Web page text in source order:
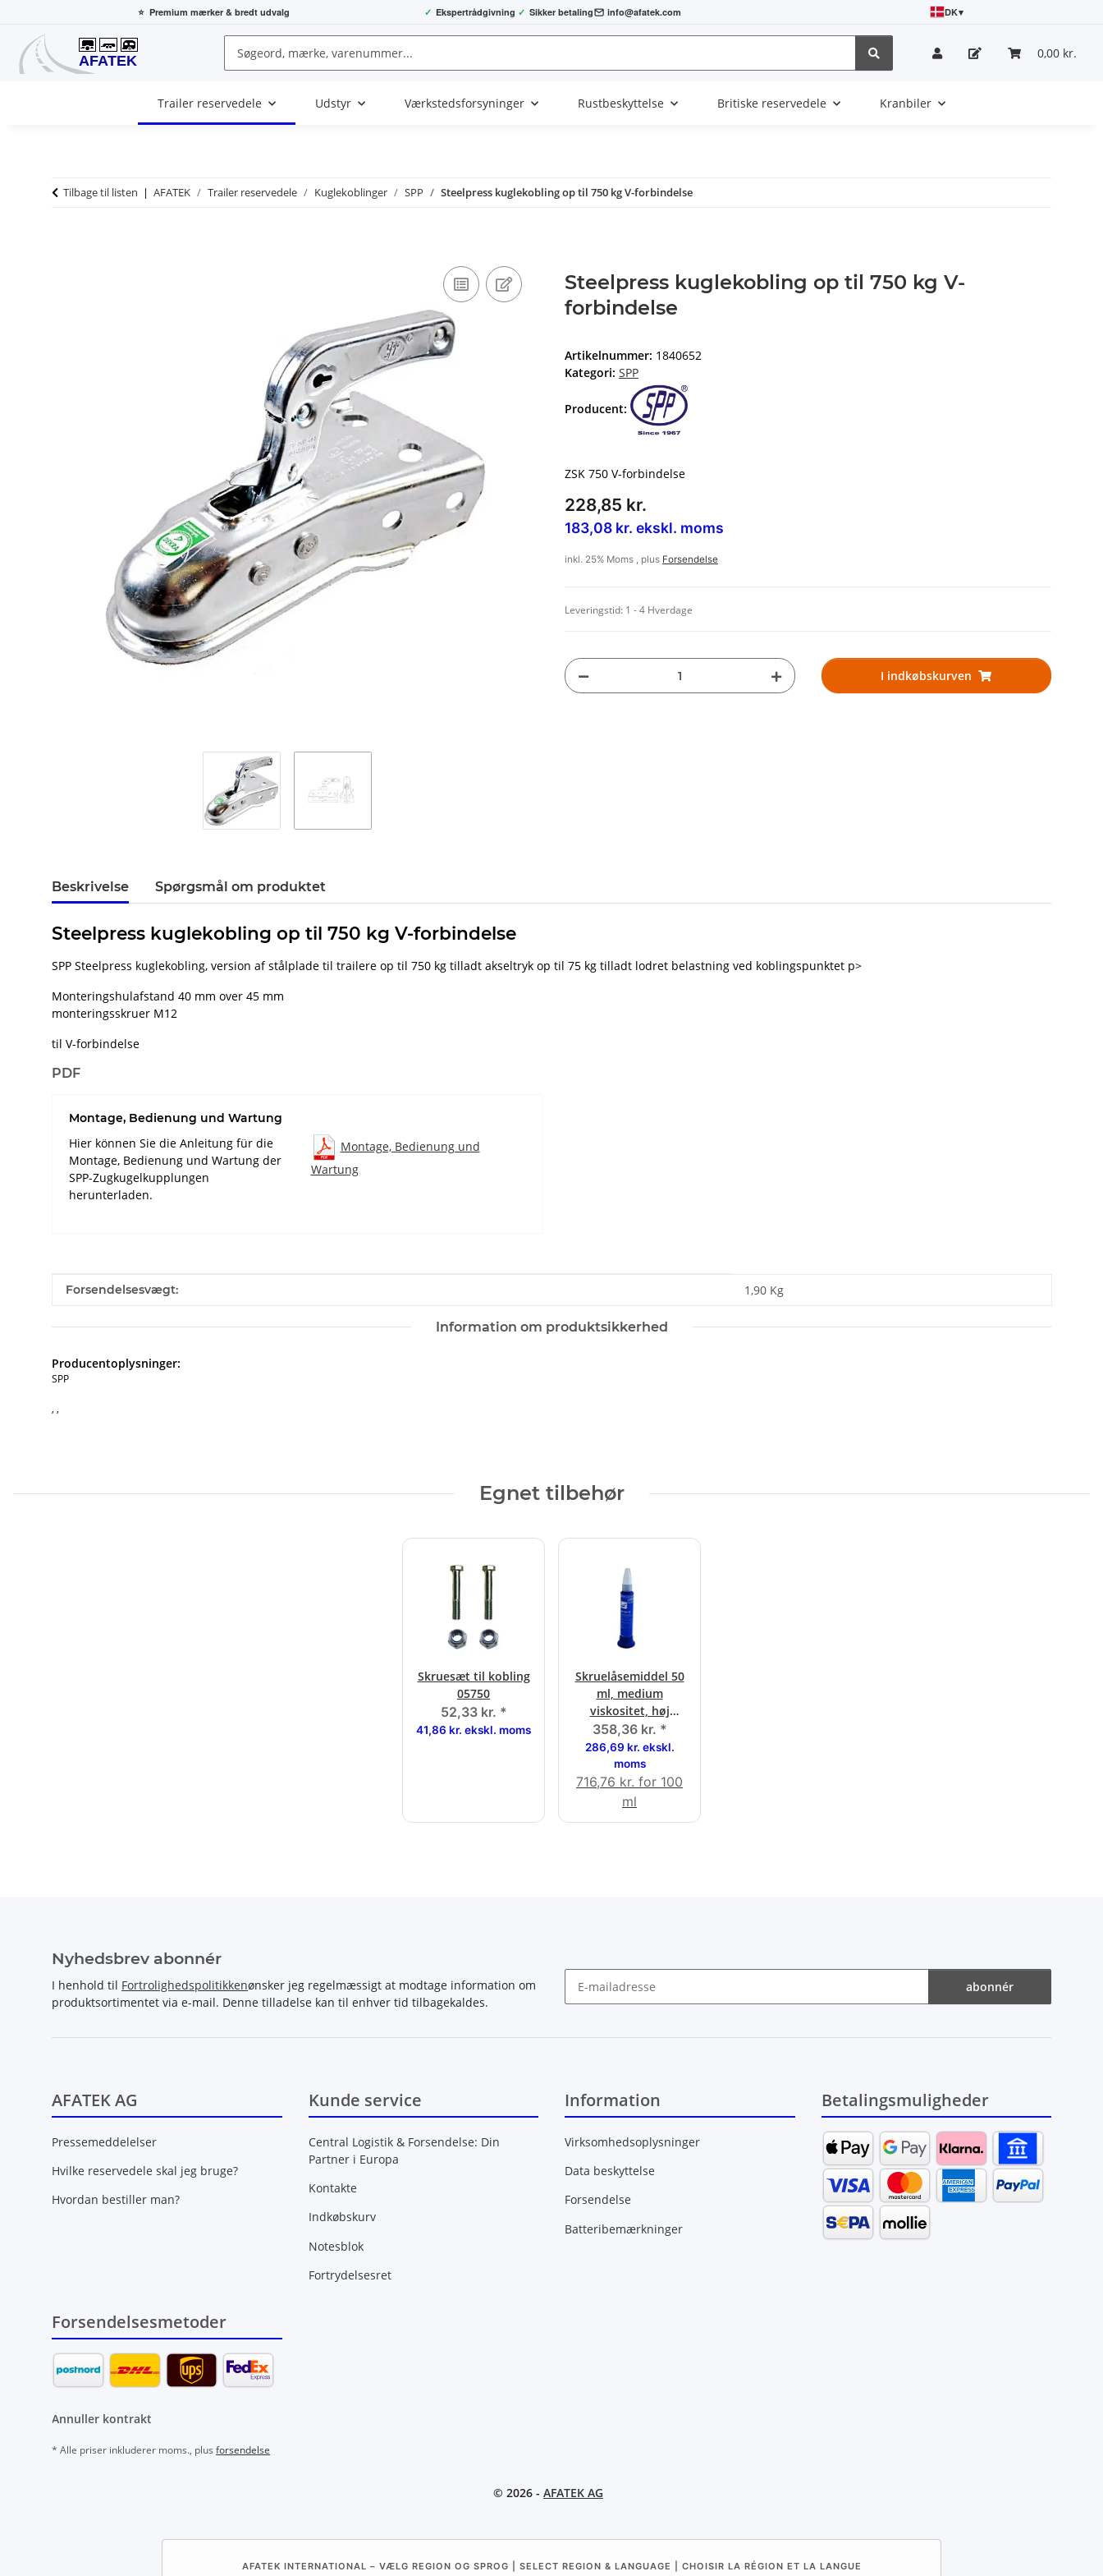
⭐ Premium mærker & bredt udvalg ✓ Ekspertrådgivning ✓ Sikker betaling info@afatek.com DK▾
0,00 kr.
Trailer reservedele Udstyr Værkstedsforsyninger Rustbeskyttelse Britiske reservedele Kranbiler
Tilbage til listen AFATEK Trailer reservedele Kuglekoblinger SPP Steelpress kuglekobling op til 750 kg V-forbindelse
Steelpress kuglekobling op til 750 kg V-
forbindelse
Artikelnummer: 1840652
Kategori: SPP
Producent:
ZSK 750 V-forbindelse
228,85 kr.
183,08 kr. ekskl. moms
inkl. 25% Moms , plus Forsendelse
Leveringstid: 1 - 4 Hverdage
I indkøbskurven
Beskrivelse Spørgsmål om produktet
Steelpress kuglekobling op til 750 kg V-forbindelse
SPP Steelpress kuglekobling, version af stålplade til trailere op til 750 kg tilladt akseltryk op til 75 kg tilladt lodret belastning ved koblingspunktet p>
Monteringshulafstand 40 mm over 45 mm
monteringsskruer M12
til V-forbindelse
PDF
Montage, Bedienung und Wartung
Hier können Sie die Anleitung für die
Montage, Bedienung und Wartung der
SPP-Zugkugelkupplungen
herunterladen.
Montage, Bedienung und
Wartung
#productDetails.itemInformation#
#productDetails.itemValue#
Forsendelsesvægt: 1,90 Kg
Information om produktsikkerhed
Producentoplysninger:
SPP
, ,
Egnet tilbehør
Skruesæt til kobling
05750
52,33 kr. *
41,86 kr. ekskl. moms
Skruelåsemiddel 50
ml, medium
viskositet, høj
styrke
358,36 kr. *
286,69 kr. ekskl.
moms
716,76 kr. for 100
ml
Nyhedsbrev abonnér
I henhold til Fortrolighedspolitikkenønsker jeg regelmæssigt at modtage information om
produktsortimentet via e-mail. Denne tilladelse kan til enhver tid tilbagekaldes.
abonnér
AFATEK AG
Pressemeddelelser
Hvilke reservedele skal jeg bruge?
Hvordan bestiller man?
Kunde service
Central Logistik & Forsendelse: Din
Partner i Europa
Kontakte
Indkøbskurv
Notesblok
Fortrydelsesret
Information
Virksomhedsoplysninger
Data beskyttelse
Forsendelse
Batteribemærkninger
Betalingsmuligheder
Forsendelsesmetoder
Annuller kontrakt
* Alle priser inkluderer moms., plus forsendelse
© 2026 - AFATEK AG
AFATEK INTERNATIONAL – VÆLG REGION OG SPROG | SELECT REGION & LANGUAGE | CHOISIR LA RÉGION ET LA LANGUE